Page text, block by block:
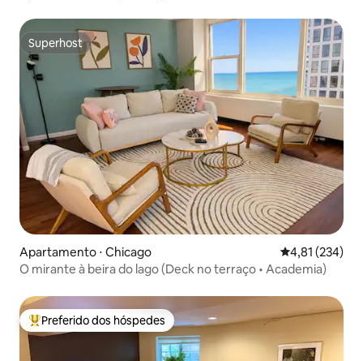
Superhost
Superhost
Apartamento ⋅ Chicago 4,81 de uma
4,81 (234)
O mirante à beira do lago (Deck no terraço • Academia)
Entre os melhores preferidos dos hóspedes
Preferido dos hóspedes